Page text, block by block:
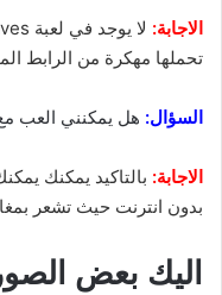
الاجابة:
تحملها مهكرة من الرابط
السؤال: هل يمكنني العب
الاجابة:
بدون انترنت حيث تشعر
اليك بعض